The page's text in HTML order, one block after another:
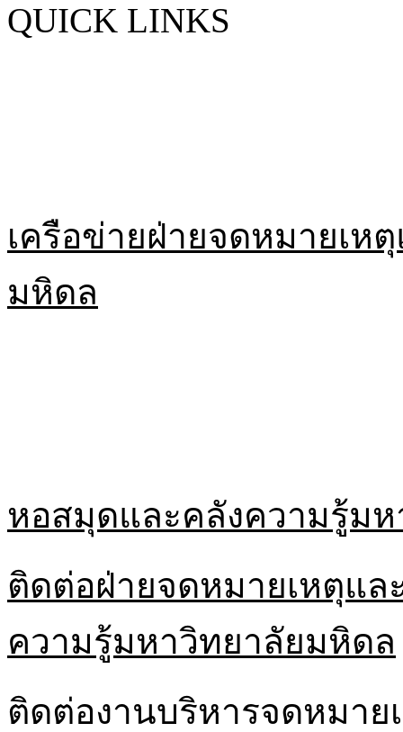
QUICK LINKS
เครือข่ายฝ่ายจดหมายเ
มหิดล
หอสมุดและคลังความรู้ม
ติดต่อฝ่ายจดหมายเหตุแ
ความรู้มหาวิทยาลัยมหิดล
ติดต่องานบริหารจดหมาย